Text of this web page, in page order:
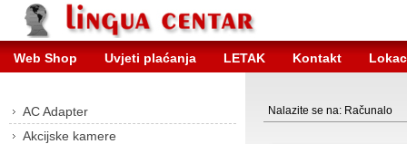
Web Shop Uvjeti plaćanja LETAK Kontakt
AC Adapter
Akcijske kamere
Nalazite se na: Računalo